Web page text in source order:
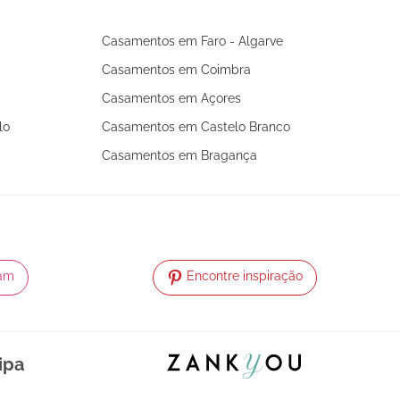
Casamentos em Faro - Algarve
Casamentos em Coimbra
Casamentos em Açores
Casamentos em Castelo Branco
Casamentos em Bragança
Encontre inspiração